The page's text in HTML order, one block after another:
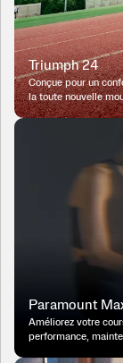
Triumph 24
Conçue pour un
la toute nouvelle
Paramount
Améliorez votre
performance,